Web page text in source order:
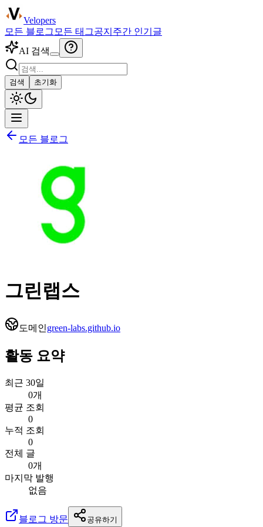
Velopers
모든 블로그 모든 태그공지 주간 인기글
AI 검색
검색 초기화
모든 블로그
그린랩스
도메인green-labs.github.io
활동 요약
최근 30일
0개
평균 조회
0
누적 조회
0
전체 글
0개
마지막 발행
없음
블로그 방문 공유하기